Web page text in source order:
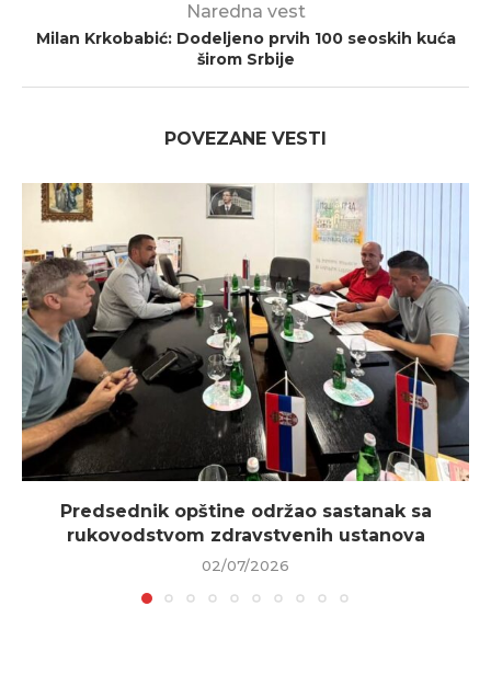
Naredna vest
Milan Krkobabić: Dodeljeno prvih 100 seoskih kuća
širom Srbije
POVEZANE VESTI
Predsednik opštine održao sastanak sa
rukovodstvom zdravstvenih ustanova
02/07/2026